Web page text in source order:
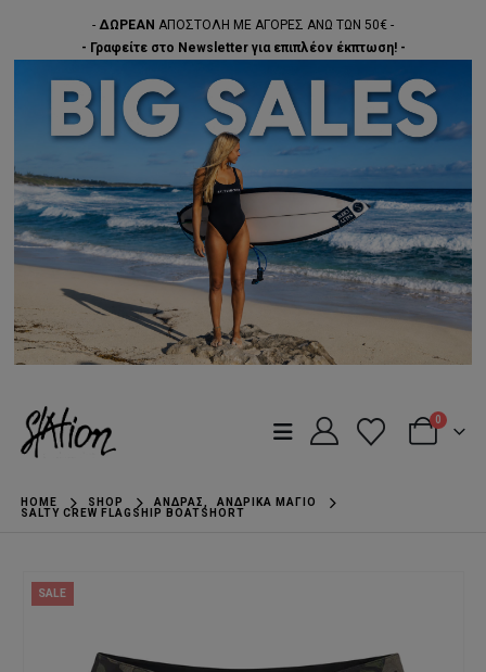
- ΔΩΡΕΑΝ ΑΠΟΣΤΟΛΗ ΜΕ ΑΓΟΡΕΣ ΑΝΩ ΤΩΝ 50€ -
- Γραφείτε στο Newsletter για επιπλέον έκπτωση! -
0
HOME SHOP ΆΝΔΡΑΣ,
ΑΝΔΡΙΚΆ ΜΑΓΙΌ
SALTY CREW FLAGSHIP BOATSHORT
SALE